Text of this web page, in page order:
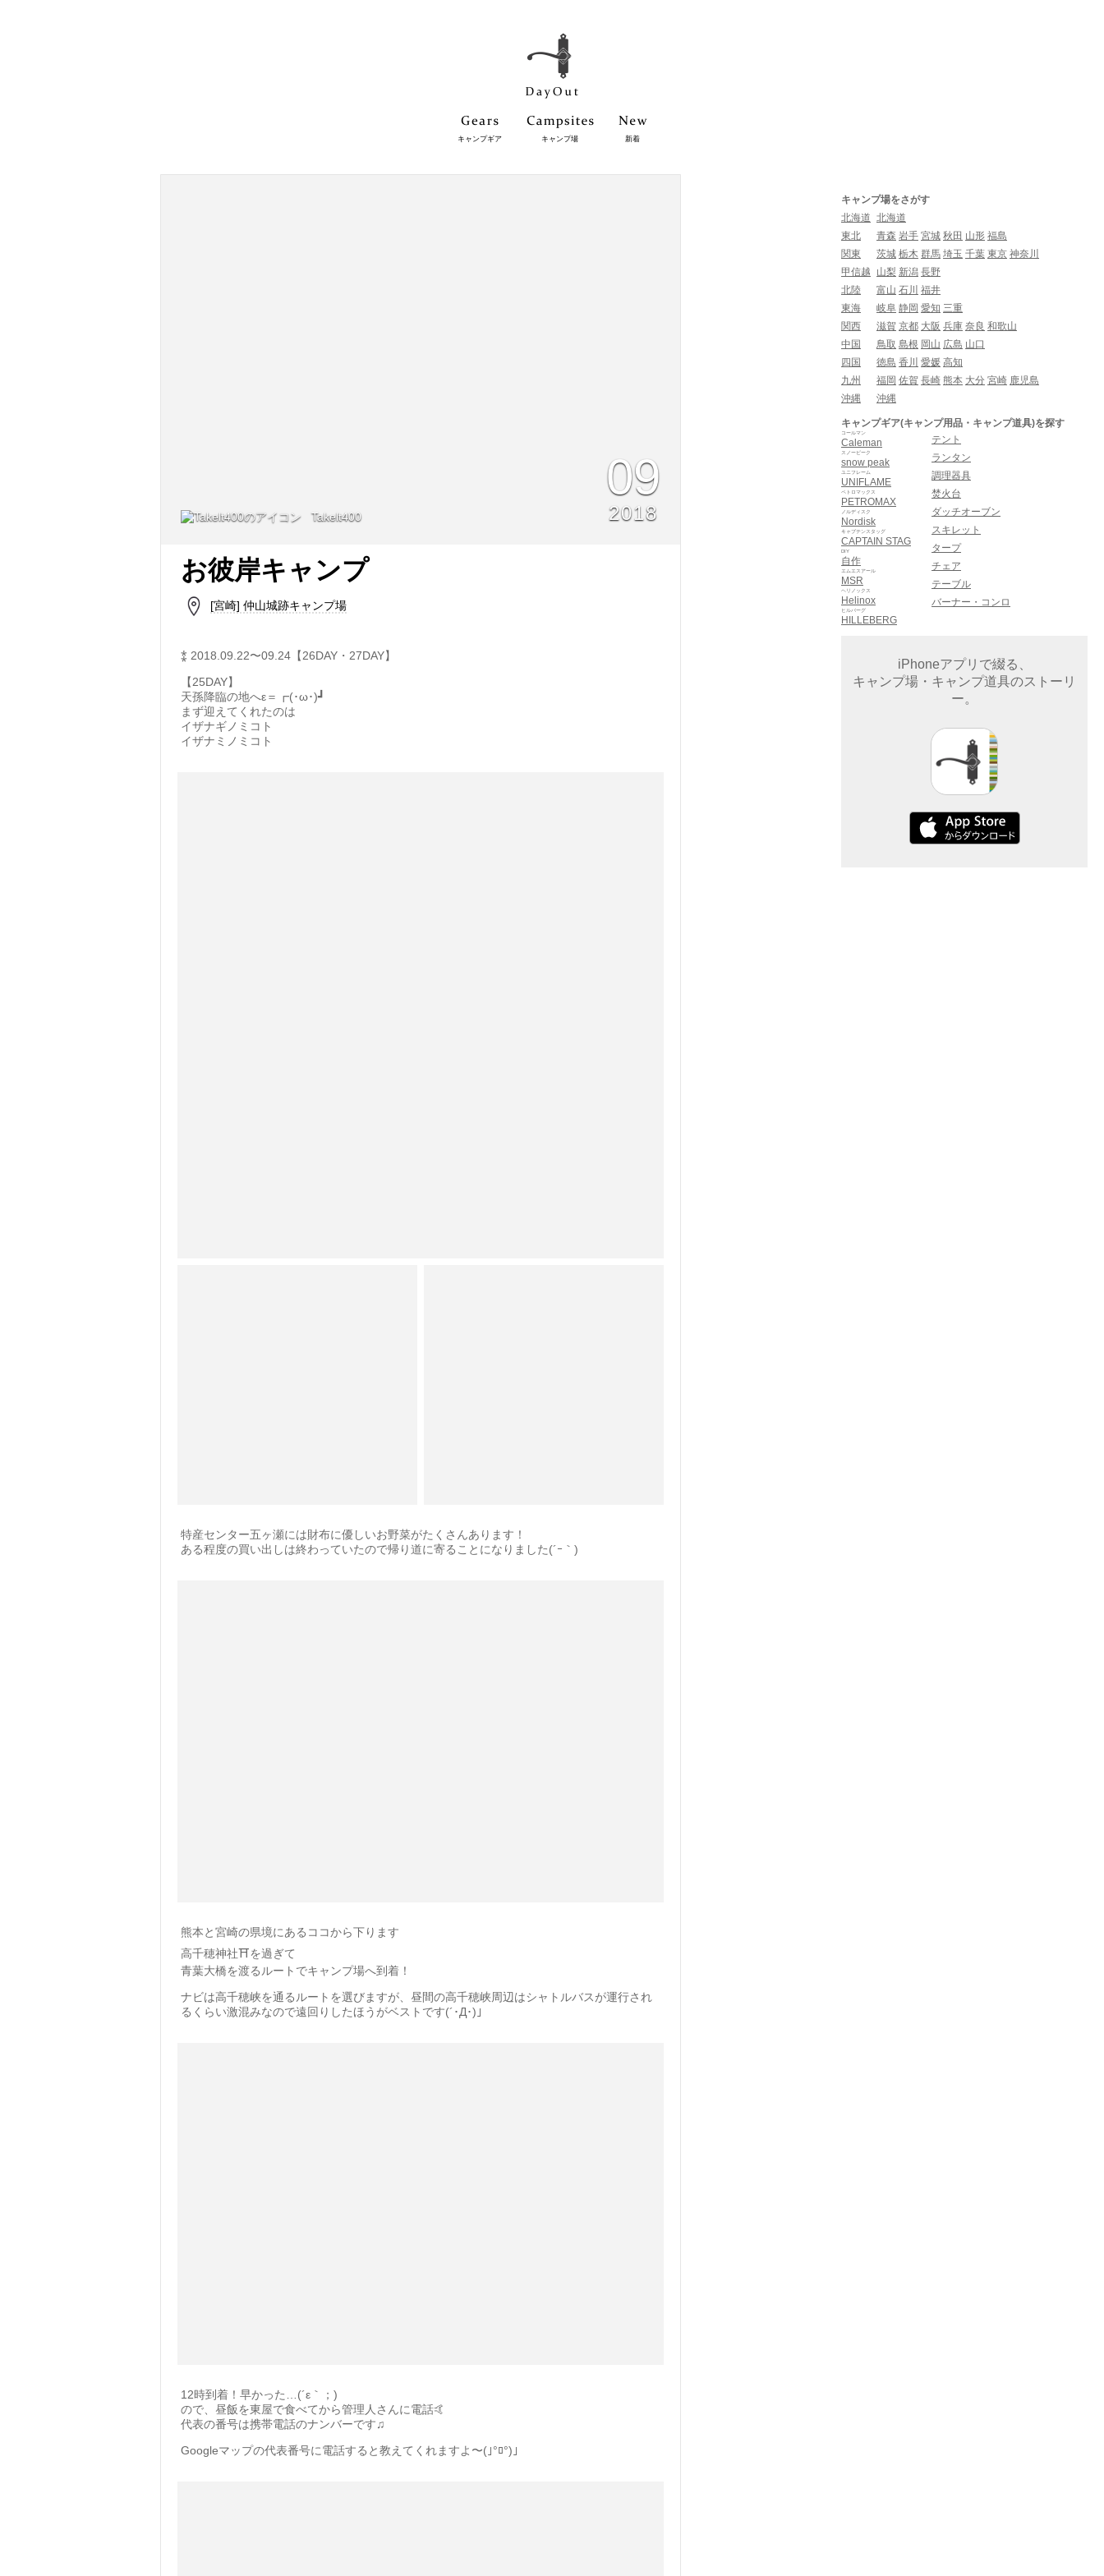
キャンプギア キャンプ場 新着
Takelt400
09
2018
お彼岸キャンプ
[宮崎] 仲山城跡キャンプ場
⁑ 2018.09.22〜09.24【26DAY・27DAY】
【25DAY】
天孫降臨の地へε＝┏(･ω･)┛
まず迎えてくれたのは
イザナギノミコト
イザナミノミコト
特産センター五ヶ瀬には財布に優しいお野菜がたくさんあります！
ある程度の買い出しは終わっていたので帰り道に寄ることになりました(´ｰ｀)
熊本と宮崎の県境にあるココから下ります
高千穂神社⛩を過ぎて
青葉大橋を渡るルートでキャンプ場へ到着！
ナビは高千穂峡を通るルートを選びますが、昼間の高千穂峡周辺はシャトルバスが運行され
るくらい激混みなので遠回りしたほうがベストです(´･Д･)」
12時到着！早かった…(´ε｀；)
ので、昼飯を東屋で食べてから管理人さんに電話🤙
代表の番号は携帯電話のナンバーです♫︎
Googleマップの代表番号に電話すると教えてくれますよ〜(｣°ﾛ°)｣
キャンプ場をさがす
北海道 北海道
東北
青森 岩手 宮城 秋田 山形 福島
関東
茨城 栃木 群馬 埼玉 千葉 東京 神奈川
甲信越
山梨 新潟 長野
北陸
富山 石川 福井
東海
岐阜 静岡 愛知 三重
関西
滋賀 京都 大阪 兵庫 奈良 和歌山
中国
鳥取 島根 岡山 広島 山口
四国
徳島 香川 愛媛 高知
九州
福岡 佐賀 長崎 熊本 大分 宮崎 鹿児島
沖縄
沖縄
キャンプギア(キャンプ用品・キャンプ道具)を探す
Caleman
コールマン
snow peak
スノーピーク
UNIFLAME
ユニフレーム
PETROMAX
ペトロマックス
Nordisk
ノルディスク
CAPTAIN STAG
キャプテンスタッグ
自作
DIY
MSR
エムエスアール
Helinox
ヘリノックス
HILLEBERG
ヒルバーグ
テント
ランタン
調理器具
焚火台
ダッチオーブン
スキレット
タープ
チェア
テーブル
バーナー・コンロ
iPhoneアプリで綴る、
キャンプ場・キャンプ道具のストーリ
ー。